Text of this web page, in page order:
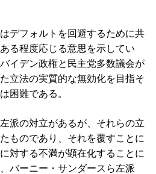
デフォルトを回避するために共
る程度応じる意思を示してい
イデン政権と民主党多数議会が
立法の実質的な無効化を目指そ
困難である。
派の対立があるが、それらの立
ものであり、それを覆すことに
対する不満が顕在化することに
バーニー・サンダースら左派